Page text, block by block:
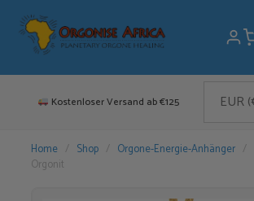
Inhalt
springen
Kostenloser Versand ab €125
Home / Shop / Orgone-Energie-Anhänger /
Orgonit